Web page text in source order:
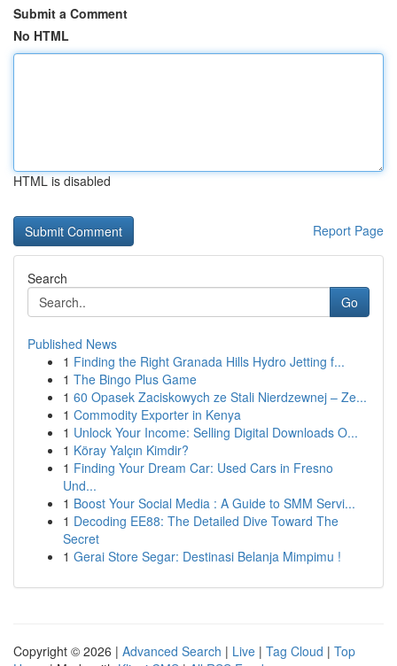
Submit a Comment
No HTML
HTML is disabled
Report Page
Search
Go
Published News
1 Finding the Right Granada Hills Hydro Jetting f...
1 The Bingo Plus Game
1 60 Opasek Zaciskowych ze Stali Nierdzewnej – Ze...
1 Commodity Exporter in Kenya
1 Unlock Your Income: Selling Digital Downloads O...
1 Köray Yalçın Kimdir?
1 Finding Your Dream Car: Used Cars in Fresno
Und...
1 Boost Your Social Media : A Guide to SMM Servi...
1 Decoding EE88: The Detailed Dive Toward The
Secret
1 Gerai Store Segar: Destinasi Belanja Mimpimu !
Copyright © 2026 | Advanced Search | Live | Tag Cloud | Top